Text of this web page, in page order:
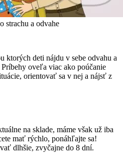
strachu a odvahe
ktorých deti nájdu v sebe odvahu a
oveľa viac ako poúčanie
orientovať sa v nej a nájsť z
na sklade, máme však už iba
mať rýchlo, ponáhľajte sa!
dlhšie, zvyčajne do 8 dní.